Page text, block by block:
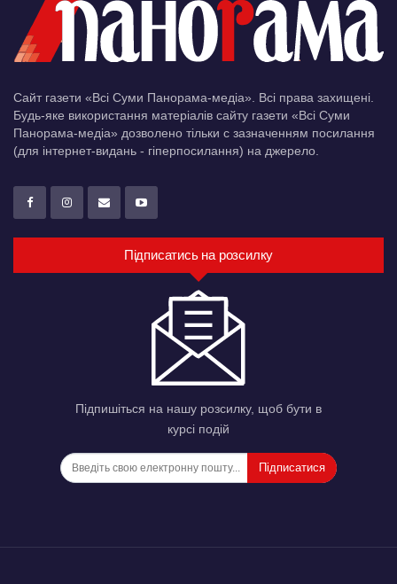
Сайт газети «Всі Суми Панорама-медіа». Всі права захищені.
Будь-яке використання матеріалів сайту газети «Всі Суми
Панорама-медіа» дозволено тільки c зазначенням посилання
(для інтернет-видань - гіперпосилання) на джерело.
Підписатись на розсилку
Підпишіться на нашу розсилку, щоб бути в
курсі подій
Підписатися